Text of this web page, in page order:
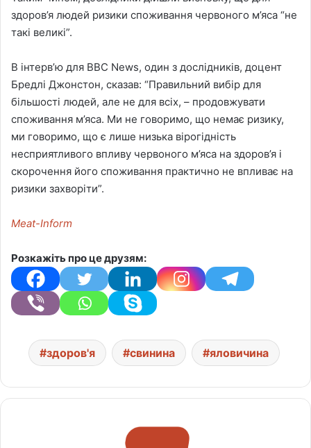
здоров’я людей ризики споживання червоного м’яса “не
такі великі”.
В інтерв’ю для BBC News, один з дослідників, доцент
Бредлі Джонстон, сказав: “Правильний вибір для
більшості людей, але не для всіх, – продовжувати
споживання м’яса. Ми не говоримо, що немає ризику,
ми говоримо, що є лише низька вірогідність
несприятливого впливу червоного м’яса на здоров’я і
скорочення його споживання практично не впливає на
ризики захворіти”.
Meat-Inform
Розкажіть про це друзям:
здоров'я свинина яловичина